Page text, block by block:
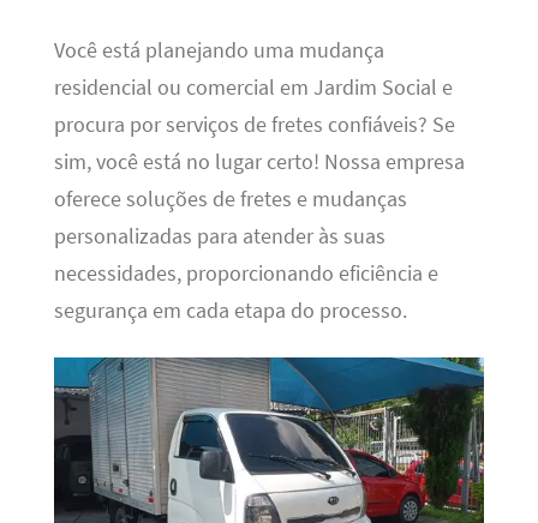
Você está planejando uma mudança
residencial ou comercial em Jardim Social e
procura por serviços de fretes confiáveis? Se
sim, você está no lugar certo! Nossa empresa
oferece soluções de fretes e mudanças
personalizadas para atender às suas
necessidades, proporcionando eficiência e
segurança em cada etapa do processo.